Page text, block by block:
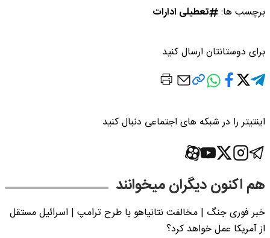
برچسب ها: تعطیلی ادارات
برای دوستانتان ارسال کنید
اینتیتر را در شبکه های اجتماعی دنبال کنید
هم اکنون دیگران میخوانند
خبر فوری جنگ | مخالفت نتانیاهو با طرح ترامپ | اسرائیل مستقل
از آمریکا عمل خواهد کرد؟